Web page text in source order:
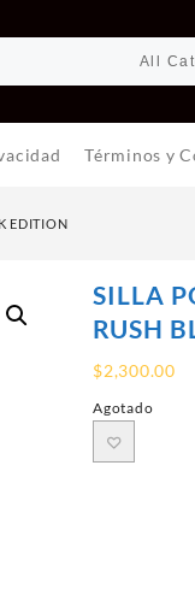
Términos y
EDITION
SILLA
RUSH
$2,300.00
Agotado